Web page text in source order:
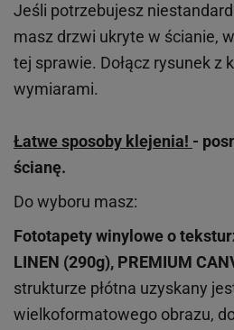
Jeśli potrzebujesz
masz drzwi ukryte w ścianie,
tej sprawie. Dołącz rysunek z
wymiarami.
Łatwe sposoby klejenia! -
ścianę.
Do wyboru masz:
Fototapety winylowe o
LINEN (290g), PREMIUM
strukturze płótna uzyskany
wielkoformatowego obrazu,